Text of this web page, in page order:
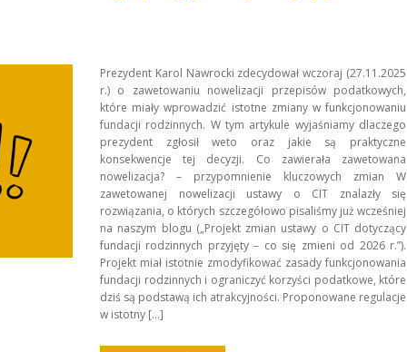
Prezydent Karol Nawrocki zdecydował wczoraj (27.11.2025
r.) o zawetowaniu nowelizacji przepisów podatkowych,
które miały wprowadzić istotne zmiany w funkcjonowaniu
fundacji rodzinnych. W tym artykule wyjaśniamy dlaczego
prezydent zgłosił weto oraz jakie są praktyczne
konsekwencje tej decyzji. Co zawierała zawetowana
nowelizacja? – przypomnienie kluczowych zmian W
zawetowanej nowelizacji ustawy o CIT znalazły się
rozwiązania, o których szczegółowo pisaliśmy już wcześniej
na naszym blogu („Projekt zmian ustawy o CIT dotyczący
fundacji rodzinnych przyjęty – co się zmieni od 2026 r.”).
Projekt miał istotnie zmodyfikować zasady funkcjonowania
fundacji rodzinnych i ograniczyć korzyści podatkowe, które
dziś są podstawą ich atrakcyjności. Proponowane regulacje
w istotny […]